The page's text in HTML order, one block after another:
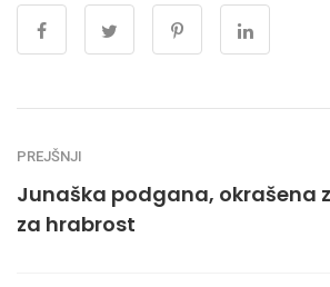
PREJŠNJI
Junaška podgana, okrašena
za hrabrost